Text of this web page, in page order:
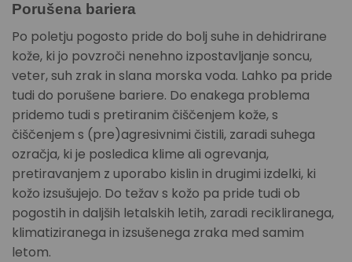
Porušena bariera
Po poletju pogosto pride do bolj suhe in dehidrirane
kože, ki jo povzroči nenehno izpostavljanje soncu,
veter, suh zrak in slana morska voda. Lahko pa pride
tudi do porušene bariere. Do enakega problema
pridemo tudi s pretiranim čiščenjem kože, s
čiščenjem s (pre)agresivnimi čistili, zaradi suhega
ozračja, ki je posledica klime ali ogrevanja,
pretiravanjem z uporabo kislin in drugimi izdelki, ki
kožo izsušujejo. Do težav s kožo pa pride tudi ob
pogostih in daljših letalskih letih, zaradi recikliranega,
klimatiziranega in izsušenega zraka med samim
letom.